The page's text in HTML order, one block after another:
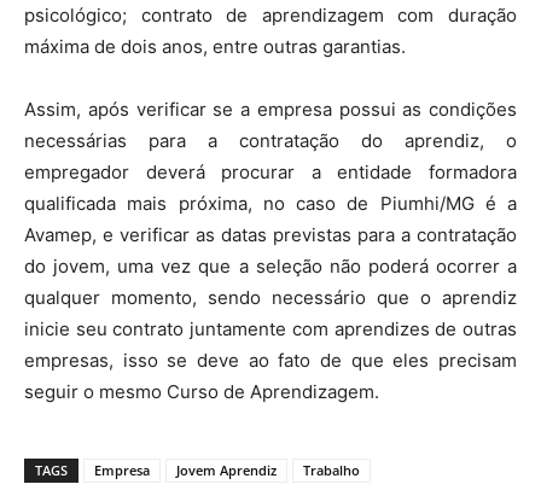
psicológico; contrato de aprendizagem com duração
máxima de dois anos, entre outras garantias.
Assim, após verificar se a empresa possui as condições
necessárias para a contratação do aprendiz, o
empregador deverá procurar a entidade formadora
qualificada mais próxima, no caso de Piumhi/MG é a
Avamep, e verificar as datas previstas para a contratação
do jovem, uma vez que a seleção não poderá ocorrer a
qualquer momento, sendo necessário que o aprendiz
inicie seu contrato juntamente com aprendizes de outras
empresas, isso se deve ao fato de que eles precisam
seguir o mesmo Curso de Aprendizagem.
TAGS Empresa Jovem Aprendiz Trabalho